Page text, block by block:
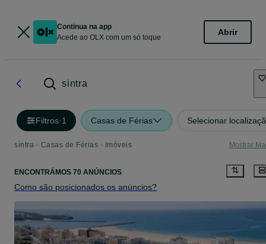
Continua na app
Acede ao OLX com um só toque
Abrir
sintra
Filtros·1 Casas de Férias Selecionar
sintra - Casas de Férias - Imóveis Mostrar
ENCONTRÁMOS 70 ANÚNCIOS
Como são posicionados os anúncios?